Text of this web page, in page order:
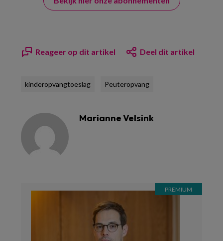
Reageer op dit artikel Deel dit artikel
kinderopvangtoeslag Peuteropvang
Marianne Velsink